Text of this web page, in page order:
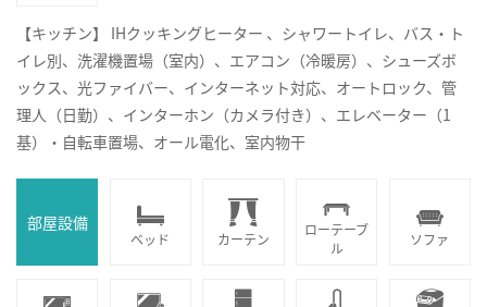
【キッチン】 IHクッキングヒーター 、シャワートイレ、バス・ト
イレ別、洗濯機置場（室内）、エアコン（冷暖房）、シューズボ
ックス、光ファイバー、インターネット対応、オートロック、管
理人（日勤）、インターホン（カメラ付き）、エレベーター（1
基）・自転車置場、オール電化、室内物干
部屋設備
ベッド カーテン
ローテーブ
ル
ソファ